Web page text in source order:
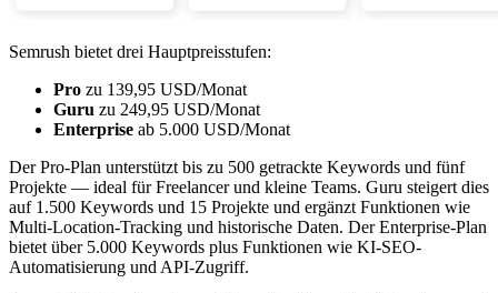
Semrush bietet drei Hauptpreisstufen:
Pro zu 139,95 USD/Monat
Guru zu 249,95 USD/Monat
Enterprise ab 5.000 USD/Monat
Der Pro-Plan unterstützt bis zu 500 getrackte Keywords und fünf
Projekte — ideal für Freelancer und kleine Teams. Guru steigert dies
auf 1.500 Keywords und 15 Projekte und ergänzt Funktionen wie
Multi-Location-Tracking und historische Daten. Der Enterprise-Plan
bietet über 5.000 Keywords plus Funktionen wie KI-SEO-
Automatisierung und API-Zugriff.